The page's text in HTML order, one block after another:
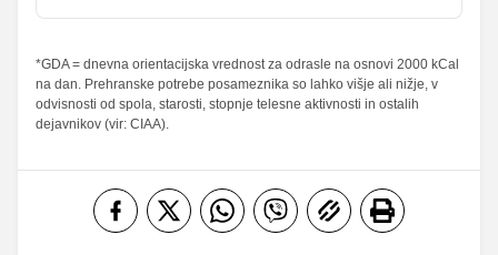
od teh
nasičene
maščobne
7.2 g
2 g
13.5 g 10.29 % 19.29 %
2.4 g 4.5 g 9.6 %
18 %
Folna kislina
0 g
0 g
*GDA = dnevna orientacijska vrednost za odrasle na osnovi 2000 kCal
na dan. Prehranske potrebe posameznika so lahko višje ali nižje, v
odvisnosti od spola, starosti, stopnje telesne aktivnosti in ostalih
dejavnikov (vir: CIAA).